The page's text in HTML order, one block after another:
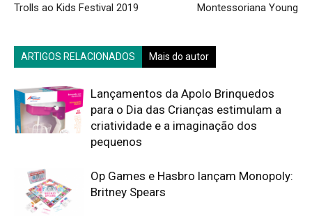
Trolls ao Kids Festival 2019
Montessoriana Young
ARTIGOS RELACIONADOS Mais do autor
Lançamentos da Apolo Brinquedos
para o Dia das Crianças estimulam a
criatividade e a imaginação dos
pequenos
Op Games e Hasbro lançam Monopoly:
Britney Spears